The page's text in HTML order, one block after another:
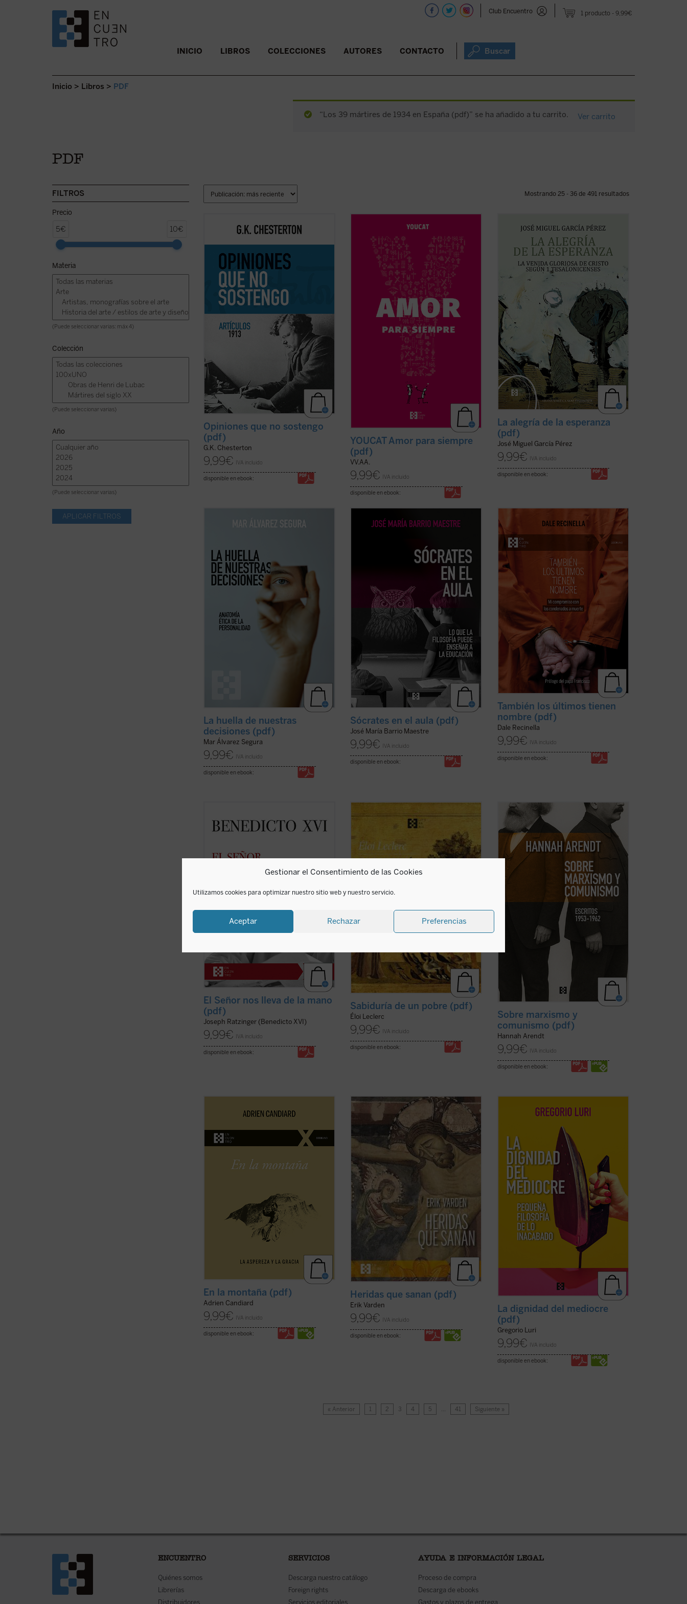
Gestionar el Consentimiento de las Cookies
Utilizamos cookies para optimizar nuestro sitio web y nuestro servicio.
Aceptar Rechazar Preferencias
1 producto 9,99€
Club Encuentro
SALTAR AL CONTENIDO. INICIO LIBROS COLECCIONES AUTORES CONTACTO Buscar
Inicio > Libros > PDF
“Los 39 mártires de 1934 en España (pdf)” se ha añadido a tu carrito. Ver carrito
PDF
FILTROS
Precio
5€ 10€
Materia
(Puede seleccionar varias: máx 4)
Colección
(Puede seleccionar varias)
Año
(Puede seleccionar varias)
Mostrando 25 - 36 de 491 resultados
Esta publicación contiene artículos
literatura y la educación, pero sobre todo
destacan los asuntos políticos: la
implicación en casos de corrupción del
gobierno británico marcó una diferencia
en ...(ver ficha)
Opiniones que no sostengo
(pdf)
G.K. Chesterton
9,99€ IVA incluido
disponible en ebook:
Basado en casi mil preguntas de jóvenes
de más de treinta países, y elaborado
por sacerdotes, matrimonios y teólogos,
este libro acompaña a la pareja antes,
durante y después de la preparación
matrimonial, ayudándola a reflexionar, ...
(ver ficha)
YOUCAT Amor para siempre
(pdf)
VV.AA.
9,99€ IVA incluido
disponible en ebook:
El lector encontrará aquí una
investigación que devuelve a la palabra
paulina su tonalidad originaria, abierta a
la plenitud cristológica, y que constituye
una aportación decisiva para
comprender la esperanza cristiana como
fuente de alegría ...
(ver ficha)
La alegría de la esperanza
(pdf)
José Miguel García Pérez
9,99€ IVA incluido
disponible en ebook:
La huella de nuestras decisioneses un
por la psicología contemporánea: la
espiritual. Mar Álvarez Segura nos
conduce por el laberinto de la conciencia
humana ... (ver ficha)
La huella de nuestras
decisiones (pdf)
Mar Álvarez Segura
9,99€ IVA incluido
disponible en ebook:
Frente a la tecnificación del aprendizaje y
palabra y la reflexión como motores
genuinos del saber. Una obra inspiradora
que devuelve esperanza y sentido a la
Sócrates en el aula (pdf)
José María Barrio Maestre
9,99€ IVA incluido
disponible en ebook:
Con una mirada profunda y compasiva,
Recinella nos invita a ver lo que casi
nadie quiere mirar: el rostro humano
detrás de una sentencia, el clamor que
ningún tribunal alcanza a oír. Mientras el
tiempo se acerca a su final, él
permanece junto ...(ver ficha)
También los últimos tienen
nombre (pdf)
Dale Recinella
9,99€ IVA incluido
disponible en ebook:
la libertad de espíritu de Joseph
Dios, las referencias a los Padres de la
(ver ficha)
El Señor nos lleva de la mano
(pdf)
Joseph Ratzinger (Benedicto XVI)
9,99€ IVA incluido
disponible en ebook:
No se trata de un tratado ni de una
biografía al uso, sino de una narración
profundamente fiel, invita a recorrer la
experiencia franciscana como una
Esta edición ofrece una nueva ...
Sabiduría de un pobre (pdf)
Éloi Leclerc
9,99€ IVA incluido
disponible en ebook:
Este libro no solo recupera una faceta
menos conocida —pero crucial— de una
de las mentes más incisivas del siglo XX,
sino que también ofrece herramientas
esenciales para pensar nuestro
presente. Porque, como muestra Arendt,
entender ...
(ver ficha)
Sobre marxismo y
comunismo (pdf)
Hannah Arendt
9,99€ IVA incluido
disponible en ebook:
En la montaña. La aspereza y la
corazón del Sermón de la Montaña, allí
donde Jesús proclama las
Bienaventuranzas y propone exigencias
enemigos, perdonar ...(ver ficha)
En la montaña (pdf)
Adrien Candiard
9,99€ IVA incluido
disponible en ebook:
¿Qué hacer cuando el sufrimiento se
vuelve insoportable y las respuestas
convencionales ya no bastan? El monje y
obispo Erik Varden nos propone un
camino. Inspirándose en un antiguo
poema cisterciense, este libro nos invita
a contemplar ...
Heridas que sanan (pdf)
Erik Varden
9,99€ IVA incluido
disponible en ebook:
Gregorio Luri nos conduce por un viaje
condición intermedia —entre la
animalidad y la divinidad, entre el ser y la
nada— es, en realidad, la fuente de
nuestra dignidad. Un canto a la condición
...(ver ficha)
La dignidad del mediocre
(pdf)
Gregorio Luri
9,99€ IVA incluido
disponible en ebook:
« Anterior 1 2 3 4 5 … 41 Siguiente »
ENCUENTRO
Quiénes somos
Librerías
Distribuidores
SERVICIOS
Descarga nuestro catálogo
Foreign rights
Servicios editoriales
AYUDA E INFORMACIÓN LEGAL
Proceso de compra
Descarga de ebooks
Gastos y plazos de entrega